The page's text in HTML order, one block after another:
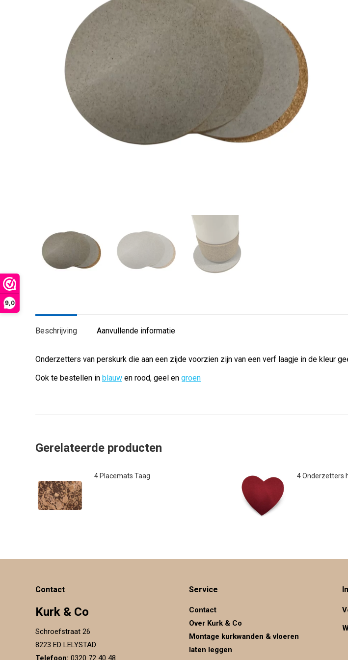
9,0
Beschrijving Aanvullende informatie
Onderzetters van perskurk die aan een zijde voorzien zijn van een verf laagje in de kleur
Ook te bestellen in blauw en rood, geel en groen
Gerelateerde producten
4 Placemats Taag 4 Onderzetters
Contact
Kurk & Co
Schroefstraat 26
8223 ED LELYSTAD
Telefoon: 0320 72 40 48
Service
Contact
Over Kurk & Co
Montage kurkwanden & vloeren
laten leggen